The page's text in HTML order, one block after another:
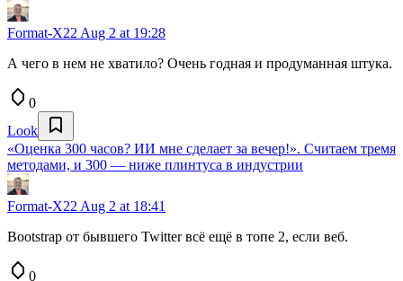
Format-X22 Aug 2 at 19:28
А чего в нем не хватило? Очень годная и продуманная штука.
0
Look
«Оценка 300 часов? ИИ мне сделает за вечер!». Считаем тремя
методами, и 300 — ниже плинтуса в индустрии
Format-X22 Aug 2 at 18:41
Bootstrap от бывшего Twitter всё ещё в топе 2, если веб.
0